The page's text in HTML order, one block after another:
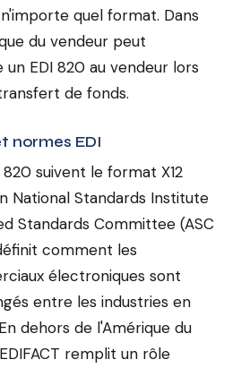
quel format. Dans
du vendeur peut
EDI 820 au vendeur lors
de fonds.
normes EDI
suivent le format X12
National Standards Institute
Standards Committee (ASC
comment les
électroniques sont
entre les industries en
dehors de l'Amérique du
remplit un rôle